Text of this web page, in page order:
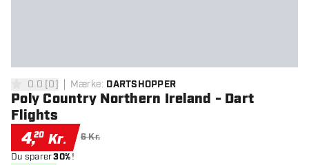
0 bedømmelsesstjerner
0.0 [0] Mærke: DARTSHOPPER
Poly Country Northern Ireland - Dart
Flights
4,20 Kr. 6 Kr.
Du sparer30%!